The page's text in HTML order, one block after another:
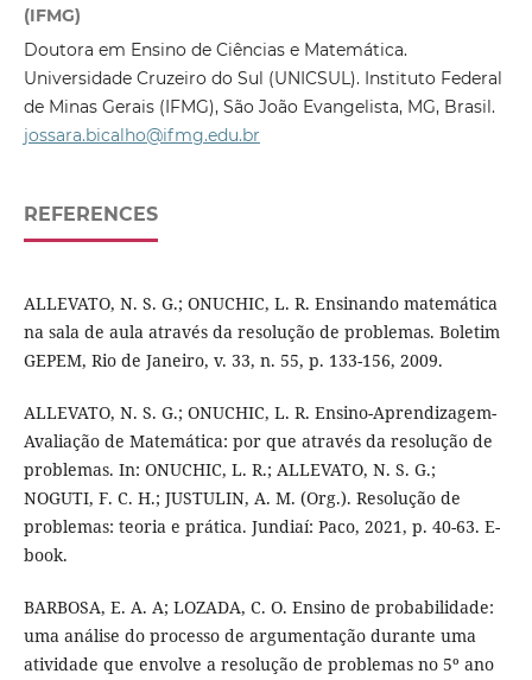
(IFMG)
Doutora em Ensino de Ciências e Matemática.
Universidade Cruzeiro do Sul (UNICSUL). Instituto Federal
de Minas Gerais (IFMG), São João Evangelista, MG, Brasil.
jossara.bicalho@ifmg.edu.br
REFERENCES
ALLEVATO, N. S. G.; ONUCHIC, L. R. Ensinando matemática
na sala de aula através da resolução de problemas. Boletim
GEPEM, Rio de Janeiro, v. 33, n. 55, p. 133-156, 2009.
ALLEVATO, N. S. G.; ONUCHIC, L. R. Ensino-Aprendizagem-
Avaliação de Matemática: por que através da resolução de
problemas. In: ONUCHIC, L. R.; ALLEVATO, N. S. G.;
NOGUTI, F. C. H.; JUSTULIN, A. M. (Org.). Resolução de
problemas: teoria e prática. Jundiaí: Paco, 2021, p. 40-63. E-
book.
BARBOSA, E. A. A; LOZADA, C. O. Ensino de probabilidade:
uma análise do processo de argumentação durante uma
atividade que envolve a resolução de problemas no 5º ano